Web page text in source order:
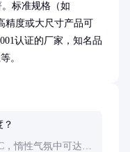
标准规格（如
精度或大尺寸产品可
认证的厂家，知名品
。
，惰性气氛中可达